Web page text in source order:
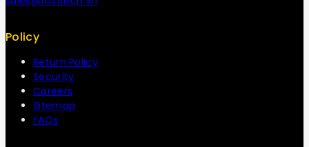
Policy
Return Policy
Security
Careers
Sitemap
FAQs